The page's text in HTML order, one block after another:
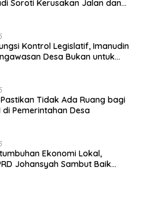
Soroti Kerusakan Jalan dan
Kontrol Legislatif, Imanudin
Desa Bukan untuk
Pastikan Tidak Ada Ruang bagi
di Pemerintahan Desa
Ekonomi Lokal,
Johansyah Sambut Baik